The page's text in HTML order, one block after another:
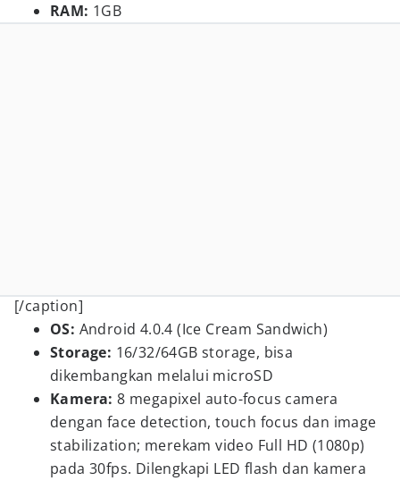
RAM: 1GB
[/caption]
OS: Android 4.0.4 (Ice Cream Sandwich)
Storage: 16/32/64GB storage, bisa
dikembangkan melalui microSD
Kamera: 8 megapixel auto-focus camera
dengan face detection, touch focus dan image
stabilization; merekam video Full HD (1080p)
pada 30fps. Dilengkapi LED flash dan kamera